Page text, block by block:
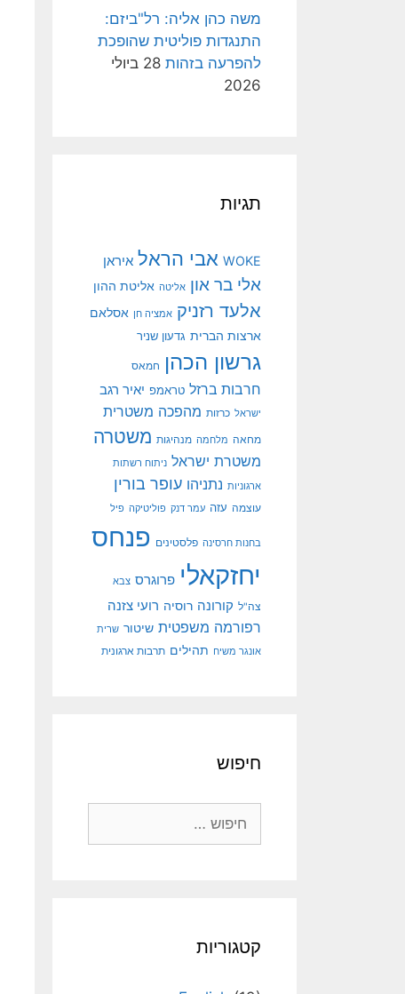
משה כהן אליה: רל"ביזם:
התנגדות פוליטית שהופכת
להפרעה בזהות
28 ביולי
2026
תגיות
WOKE אבי הראל איראן
אלי בר און אליטה אליטת ההון
אלעד רזניק אמציה חן אסלאם
ארצות הברית גדעון שניר
גרשון הכהן חמאס
חרבות ברזל טראמפ יאיר רגב
ישראל כרזות מהפכה משטרית
מחאה מלחמה מנהיגות משטרה
משטרת ישראל ניתוח רשתות
ארגוניות נתניהו עופר בורין
עוצמה עזה עמר דנק פוליטיקה פיל
בחנות חרסינה פלסטינים פנחס
יחזקאלי פרוגרס צבא
צה"ל קורונה רוסיה רועי צזנה
רפורמה משפטית שיטור שרית
אונגר משיח תהילים תרבות ארגונית
חיפוש
קטגוריות